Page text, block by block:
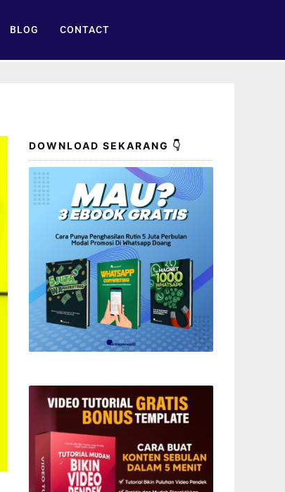
BLOG CONTACT
DOWNLOAD SEKARANG 👇